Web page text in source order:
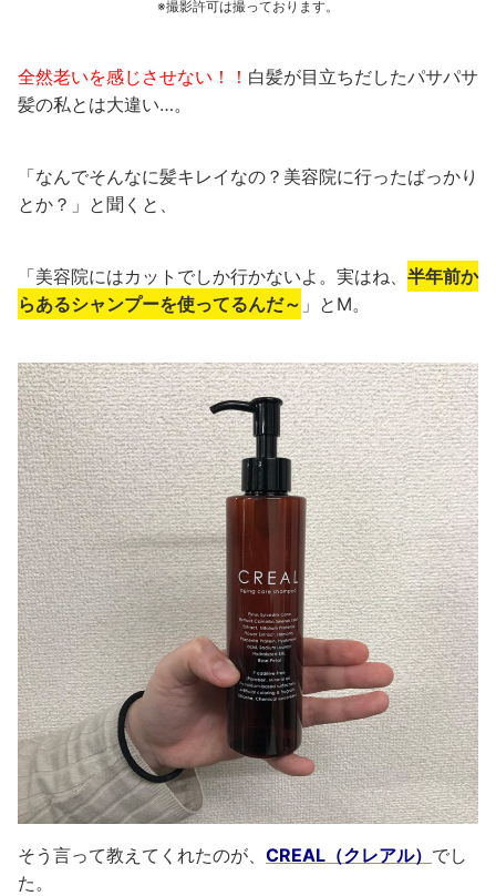
※撮影許可は撮っております。
全然老いを感じさせない！！ 白髪が目立ちだしたパサパサ
髪の私とは大違い…。
「なんでそんなに髪キレイなの？美容院に行ったばっかり
とか？」と聞くと、
「美容院にはカットでしか行かないよ。実はね、 半年前か
らあるシャンプーを使ってるんだ～ 」とM。
そう言って教えてくれたのが、 CREAL（クレアル） でし
た。